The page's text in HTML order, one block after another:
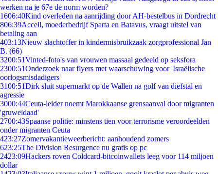
werken na je 67e de norm worden?
1606:40Kind overleden na aanrijding door AH-bestelbus in Dordrecht
806:39Accell, moederbedrijf Sparta en Batavus, vraagt uitstel van
betaling aan
403:13Nieuw slachtoffer in kindermisbruikzaak zorgprofessional Jan
B. (66)
3200:51Vinted-foto's van vrouwen massaal gedeeld op seksfora
2300:51Onderzoek naar flyers met waarschuwing voor 'Israëlische
oorlogsmisdadigers'
3100:51Dirk sluit supermarkt op de Wallen na golf van diefstal en
agressie
3000:44Ceuta-leider noemt Marokkaanse grensaanval door migranten
'gruweldaad'
2700:43Spaanse politie: minstens tien voor terrorisme veroordeelden
onder migranten Ceuta
423:27Zomervakantieweerbericht: aanhoudend zomers
623:25The Division Resurgence nu gratis op pc
2423:09Hackers roven Coldcard-bitcoinwallets leeg voor 114 miljoen
dollar